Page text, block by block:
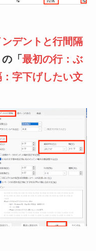
ンデントと行間隔
の「 最初の行：ぶ
：字下げしたい文